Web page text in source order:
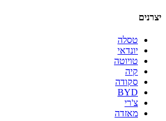
יצרנים
טסלה
יונדאי
טויוטה
קיה
סקודה
BYD
צ'רי
מאזדה